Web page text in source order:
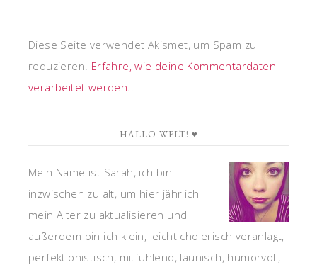
Diese Seite verwendet Akismet, um Spam zu
reduzieren. Erfahre, wie deine Kommentardaten
verarbeitet werden..
HALLO WELT! ♥
Mein Name ist Sarah, ich bin
inzwischen zu alt, um hier jährlich
mein Alter zu aktualisieren und
außerdem bin ich klein, leicht cholerisch veranlagt,
perfektionistisch, mitfühlend, launisch, humorvoll,